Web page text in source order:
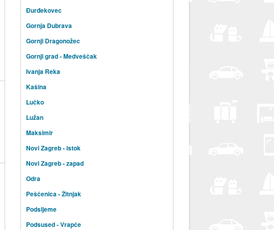
Đurđekovec
Gornja Dubrava
Gornji Dragonožec
Gornji grad - Medveščak
Ivanja Reka
Kašina
Lučko
Lužan
Maksimir
Novi Zagreb - istok
Novi Zagreb - zapad
Odra
Peščenica - Žitnjak
Podsljeme
Podsused - Vrapče